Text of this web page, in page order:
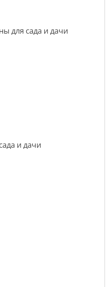
для сада и дачи
и дачи